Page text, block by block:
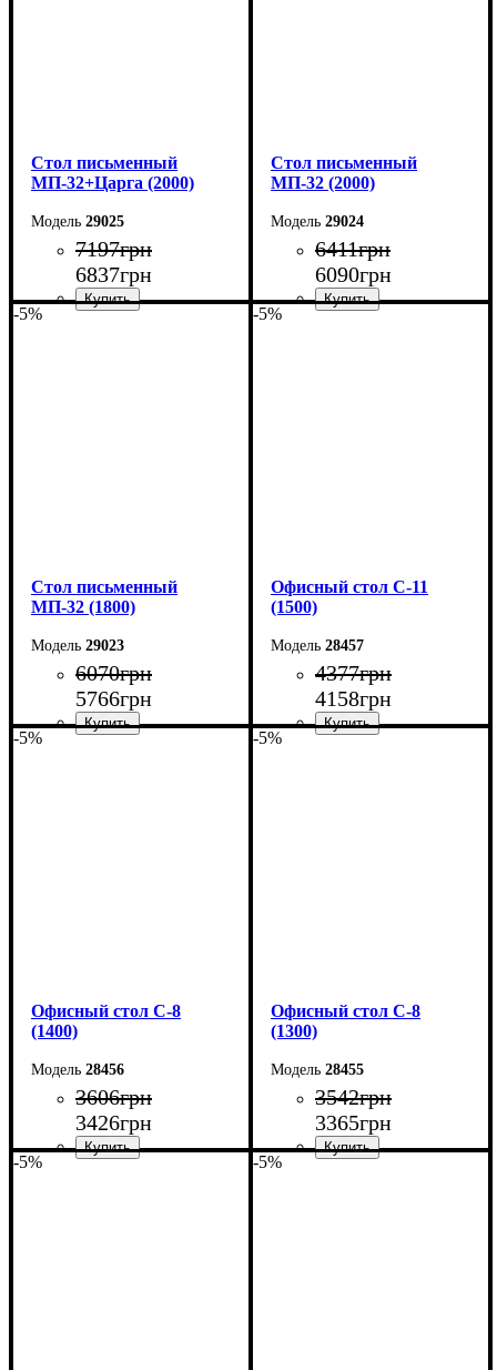
Cтол письменный
МП-32+Царга (2000)
29025
7197грн
6837грн
Cтол письменный
МП-32 (2000)
29024
6411грн
6090грн
-5%
Cтол письменный
МП-32 (1800)
29023
6070грн
5766грн
-5%
Офисный стол С-11
(1500)
28457
4377грн
4158грн
-5%
Офисный стол С-8
(1400)
28456
3606грн
3426грн
-5%
Офисный стол С-8
(1300)
28455
3542грн
3365грн
-5% -5%